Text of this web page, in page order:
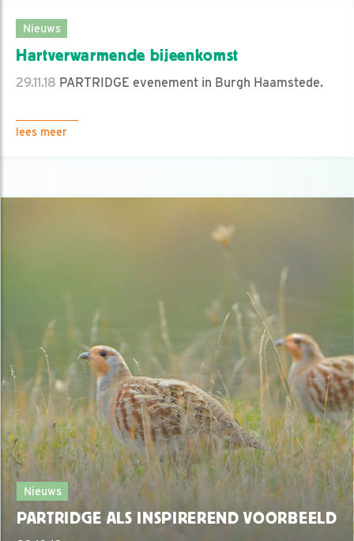
Nieuws
Hartverwarmende bijeenkomst
29.11.18 PARTRIDGE evenement in Burgh Haamstede.
lees meer
Nieuws
PARTRIDGE ALS INSPIREREND VOORBEELD